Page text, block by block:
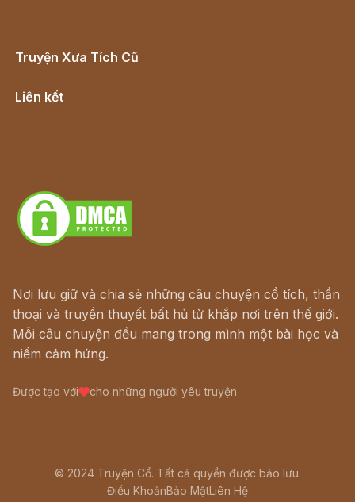
Truyện Xưa Tích Cũ
Liên kết
Nơi lưu giữ và chia sẻ những câu chuyện cổ tích, thần
thoại và truyền thuyết bất hủ từ khắp nơi trên thế giới.
Mỗi câu chuyện đều mang trong mình một bài học và
niềm cảm hứng.
Được tạo với cho những người yêu truyện
© 2024 Truyện Cổ. Tất cả quyền được bảo lưu.
Điều KhoảnBảo MậtLiên Hệ